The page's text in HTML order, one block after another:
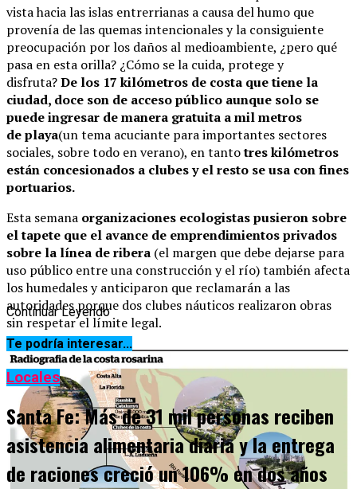
vista hacia las islas entrerrianas a causa del humo que
provenía de las quemas intencionales y la consiguiente
preocupación por los daños al medioambiente, ¿pero qué
pasa en esta orilla? ¿Cómo se la cuida, protege y
disfruta?De los 17 kilómetros de costa que tiene la
ciudad, doce son de acceso público aunque solo se
puede ingresar de manera gratuita a mil metros
de playa(un tema acuciante para importantes sectores
sociales, sobre todo en verano), en tantotres kilómetros
están concesionados a clubes y el resto se usa con fines
portuarios.
Esta semana organizaciones ecologistas pusieron sobre
el tapete que el avance de emprendimientos privados
sobre la línea de ribera (el margen que debe dejarse para
uso público entre una construcción y el río) también afecta
los humedales y anticiparon que reclamarán a las
autoridades porque dos clubes náuticos realizaron obras
sin respetar el límite legal.
Continuar Leyendo
Te podría interesar...
Locales
Santa Fe: Más de 31 mil personas reciben
asistencia alimentaria diaria y la entrega
de raciones creció un 106% en dos años